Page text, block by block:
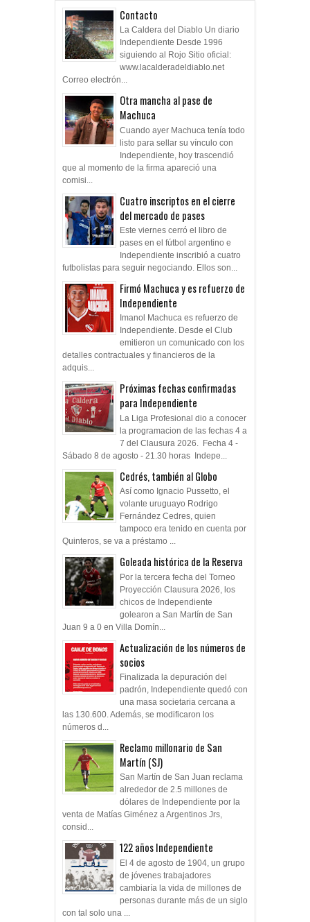
Contacto
La Caldera del Diablo Un diario
Independiente Desde 1996
siguiendo al Rojo Sitio oficial:
www.lacalderadeldiablo.net
Correo electrón...
Otra mancha al pase de
Machuca
Cuando ayer Machuca tenía todo
listo para sellar su vínculo con
Independiente, hoy trascendió
que al momento de la firma apareció una
comisi...
Cuatro inscriptos en el cierre
del mercado de pases
Este viernes cerró el libro de
pases en el fútbol argentino e
Independiente inscribió a cuatro
futbolistas para seguir negociando. Ellos son...
Firmó Machuca y es refuerzo de
Independiente
Imanol Machuca es refuerzo de
Independiente. Desde el Club
emitieron un comunicado con los
detalles contractuales y financieros de la
adquis...
Próximas fechas confirmadas
para Independiente
La Liga Profesional dio a conocer
la programacion de las fechas 4 a
7 del Clausura 2026. Fecha 4 -
Sábado 8 de agosto - 21.30 horas Indepe...
Cedrés, también al Globo
Así como Ignacio Pussetto, el
volante uruguayo Rodrigo
Fernández Cedres, quien
tampoco era tenido en cuenta por
Quinteros, se va a préstamo ...
Goleada histórica de la Reserva
Por la tercera fecha del Torneo
Proyección Clausura 2026, los
chicos de Independiente
golearon a San Martín de San
Juan 9 a 0 en Villa Domín...
Actualización de los números de
socios
Finalizada la depuración del
padrón, Independiente quedó con
una masa societaria cercana a
las 130.600. Además, se modificaron los
números d...
Reclamo millonario de San
Martín (SJ)
San Martín de San Juan reclama
alrededor de 2.5 millones de
dólares de Independiente por la
venta de Matías Giménez a Argentinos Jrs,
consid...
122 años Independiente
El 4 de agosto de 1904, un grupo
de jóvenes trabajadores
cambiaría la vida de millones de
personas durante más de un siglo
con tal solo una ...